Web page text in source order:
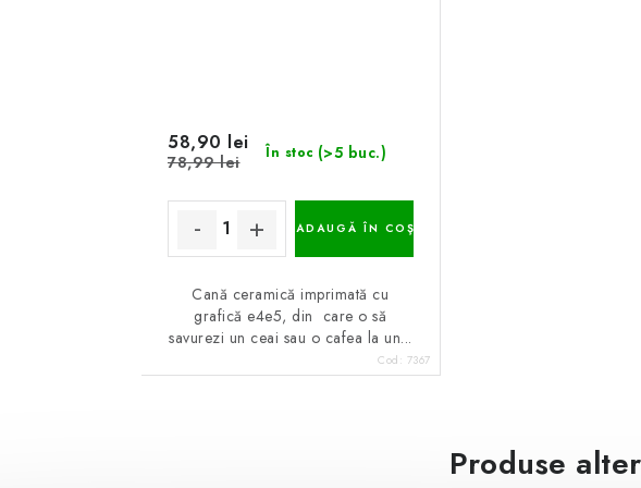
În stoc (>5 buc.)
58,90 lei
78,99 lei
ADAUGĂ ÎN COŞ
Cană ceramică imprimată cu
grafică e4e5, din care o să
savurezi un ceai sau o cafea la un...
Cod: 7367
Produse